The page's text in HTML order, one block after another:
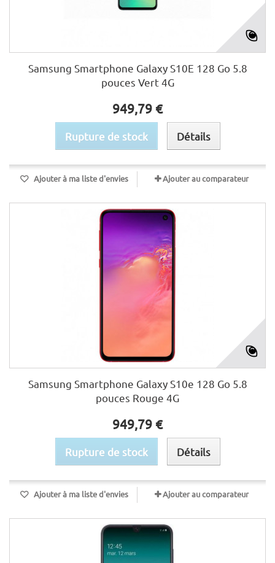
Samsung Smartphone Galaxy S10E 128 Go 5.8
pouces Vert 4G
949,79 €
Rupture de stock Détails
Ajouter à ma liste d'envies Ajouter au comparateur
Samsung Smartphone Galaxy S10e 128 Go 5.8
pouces Rouge 4G
949,79 €
Rupture de stock Détails
Ajouter à ma liste d'envies Ajouter au comparateur